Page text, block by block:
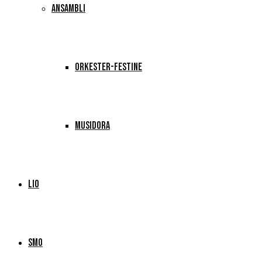
ANSAMBLI
ORKESTER-FESTINE
MUSIDORA
LIO
SMO